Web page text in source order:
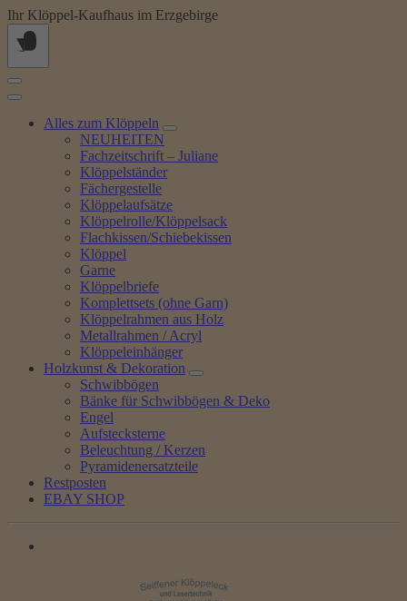
Springe
zum
Inhalt
Ihr Klöppel-Kaufhaus im Erzgebirge
Alles zum Klöppeln
NEUHEITEN
Fachzeitschrift – Juliane
Klöppelständer
Fächergestelle
Klöppelaufsätze
Klöppelrolle/Klöppelsack
Flachkissen/Schiebekissen
Klöppel
Garne
Klöppelbriefe
Komplettsets (ohne Garn)
Klöppelrahmen aus Holz
Metallrahmen / Acryl
Klöppeleinhänger
Holzkunst & Dekoration
Schwibbögen
Bänke für Schwibbögen & Deko
Engel
Aufstecksterne
Beleuchtung / Kerzen
Pyramidenersatzteile
Restposten
EBAY SHOP